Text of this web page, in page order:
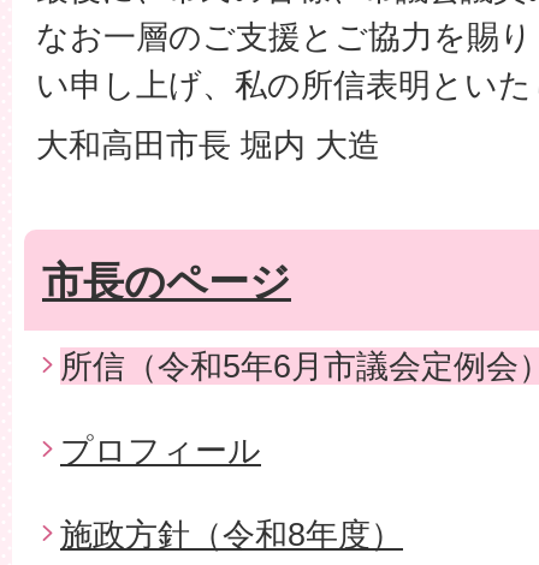
なお一層のご支援とご協力を賜
い申し上げ、私の所信表明とい
大和高田市長 堀内 大造
市長のページ
所信（令和5年6月市議会定例会
プロフィール
施政方針（令和8年度）